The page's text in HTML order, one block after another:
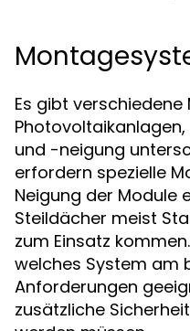
Es gibt
und -neigung
erfordern spezielle
Neigung der Module
Steildächer meist
zum Einsatz
welches System am
Anforderungen
zusätzliche